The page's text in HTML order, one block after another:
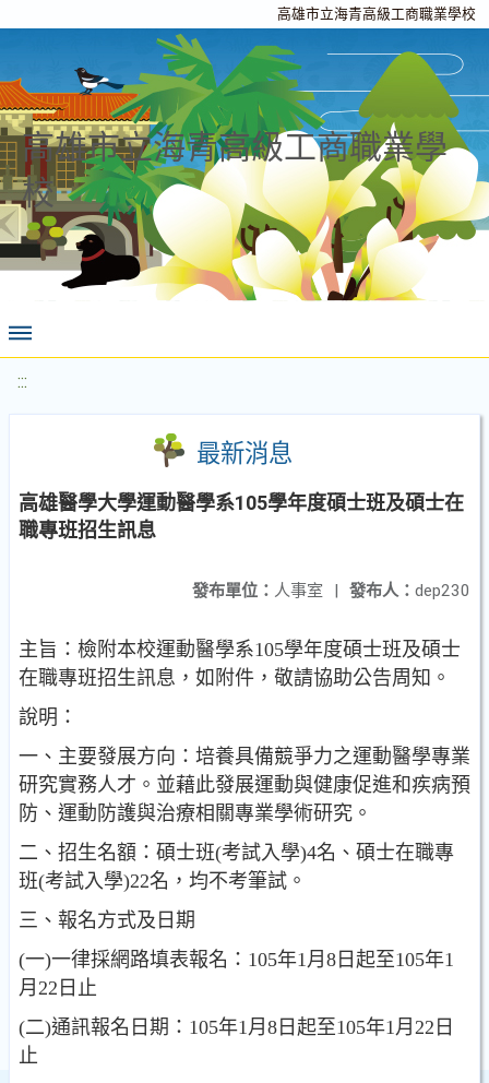
高雄市立海青高級工商職業學校
高雄市立海青高級工商職業學
校
:::
最新消息
高雄醫學大學運動醫學系105學年度碩士班及碩士在
職專班招生訊息
發布人： dep230
發布單位： 人事室 |
主旨：檢附本校運動醫學系105學年度碩士班及碩士
在職專班招生訊息，如附件，敬請協助公告周知。
說明：
一、主要發展方向：培養具備競爭力之運動醫學專業
研究實務人才。並藉此發展運動與健康促進和疾病預
防、運動防護與治療相關專業學術研究。
二、招生名額：碩士班(考試入學)4名、碩士在職專
班(考試入學)22名，均不考筆試。
三、報名方式及日期
(一)一律採網路填表報名：105年1月8日起至105年1
月22日止
(二)通訊報名日期：105年1月8日起至105年1月22日
止